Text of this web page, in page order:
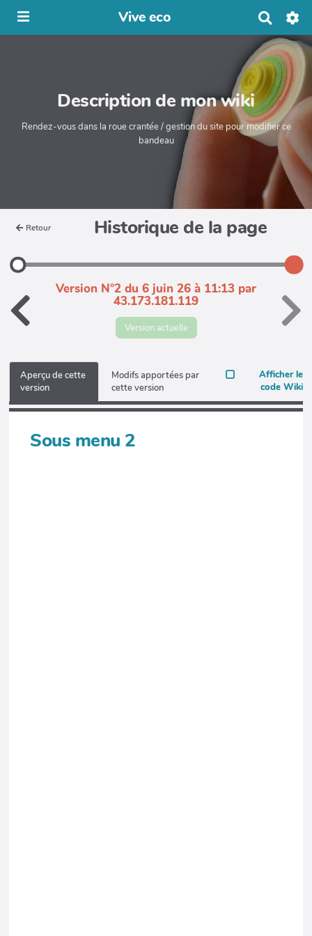
Vive eco
c
h
e
r
c
h
e
Description de mon wiki
Rendez-vous dans la roue crantée / gestion du site pour modifier ce
bandeau
Retour Historique de la page
Version N°2 du 6 juin 26 à 11:13 par
43.173.181.119
Version actuelle
Aperçu de cette
version
Modifs apportées par
cette version
Afficher le
code Wiki